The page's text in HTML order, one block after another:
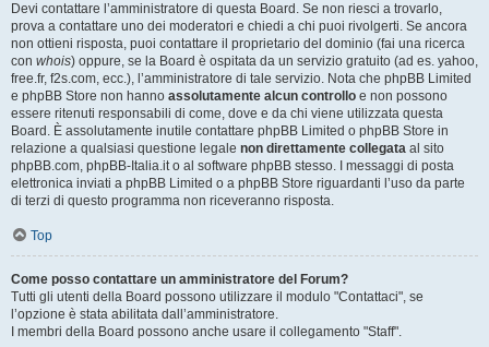
Devi contattare l’amministratore di questa Board. Se non riesci a trovarlo,
prova a contattare uno dei moderatori e chiedi a chi puoi rivolgerti. Se ancora
non ottieni risposta, puoi contattare il proprietario del dominio (fai una ricerca
con whois) oppure, se la Board è ospitata da un servizio gratuito (ad es. yahoo,
free.fr, f2s.com, ecc.), l’amministratore di tale servizio. Nota che phpBB Limited
e phpBB Store non hanno assolutamente alcun controllo e non possono
essere ritenuti responsabili di come, dove e da chi viene utilizzata questa
Board. È assolutamente inutile contattare phpBB Limited o phpBB Store in
relazione a qualsiasi questione legale non direttamente collegata al sito
phpBB.com, phpBB-Italia.it o al software phpBB stesso. I messaggi di posta
elettronica inviati a phpBB Limited o a phpBB Store riguardanti l’uso da parte
di terzi di questo programma non riceveranno risposta.
Top
Come posso contattare un amministratore del Forum?
Tutti gli utenti della Board possono utilizzare il modulo "Contattaci", se
l’opzione è stata abilitata dall’amministratore.
I membri della Board possono anche usare il collegamento "Staff".